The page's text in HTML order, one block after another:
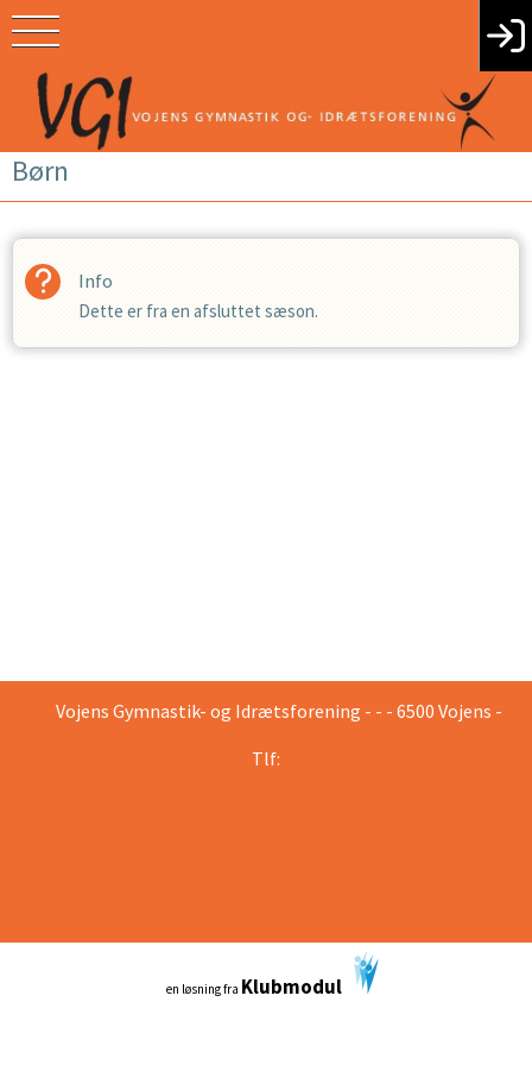
Børn
Info
Dette er fra en afsluttet sæson.
Vojens Gymnastik- og Idrætsforening - - - 6500 Vojens -
Tlf:
en løsning fra Klubmodul